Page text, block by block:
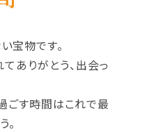
宝物です。
ありがとう、出会っ
ごす時間はこれで最
。